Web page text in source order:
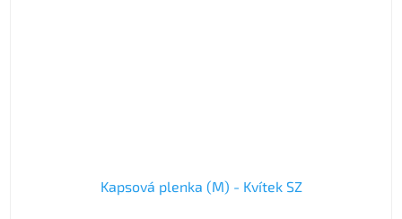
Kapsová plenka (M) - Kvítek SZ